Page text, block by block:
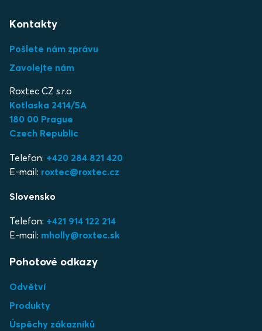
Kontakty
Pošlete nám zprávu
Zavolejte nám
Roxtec CZ s.r.o
Kotlaska 2414/5A
180 00 Prague
Czech Republic
Telefon: +420 284 821 420
E-mail: roxtec@roxtec.cz
Slovensko
Telefon: +421 914 122 214
E-mail: mholly@roxtec.sk
Pohotové odkazy
Odvětví
Produkty
Úspěchy zákazníků